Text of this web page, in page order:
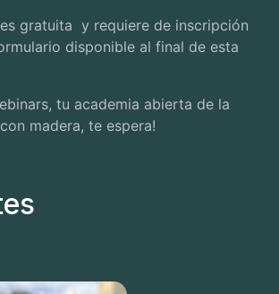
gratuita y requiere de inscripción
disponible al final de esta
tu academia abierta de la
madera, te espera!